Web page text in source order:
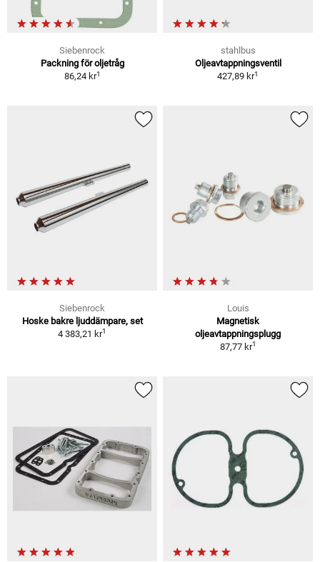
Siebenrock
Packning för oljetråg
86,24 kr1
stahlbus
Oljeavtappningsventil
427,89 kr1
Siebenrock
Hoske bakre ljuddämpare, set
4 383,21 kr1
Louis
Magnetisk
oljeavtappningsplugg
87,77 kr1